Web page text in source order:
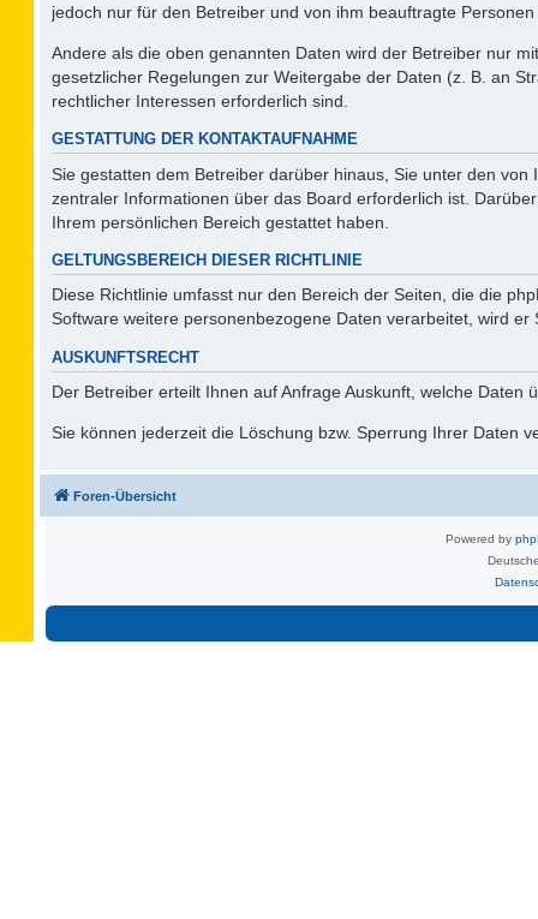
jedoch nur für den Betreiber und von ihm beauftragte
Andere als die oben genannten Daten wird der Betreiber nur
gesetzlicher Regelungen zur Weitergabe der Daten (z. B. an
rechtlicher Interessen erforderlich sind.
GESTATTUNG DER KONTAKTAUFNAHME
Sie gestatten dem Betreiber darüber hinaus, Sie unter den
zentraler Informationen über das Board erforderlich ist.
Ihrem persönlichen Bereich gestattet haben.
GELTUNGSBEREICH DIESER RICHTLINIE
Diese Richtlinie umfasst nur den Bereich der Seiten, die die
Software weitere personenbezogene Daten verarbeitet, wird
AUSKUNFTSRECHT
Der Betreiber erteilt Ihnen auf Anfrage Auskunft, welche Daten
Sie können jederzeit die Löschung bzw. Sperrung Ihrer Daten
Foren-Übersicht
Powered by